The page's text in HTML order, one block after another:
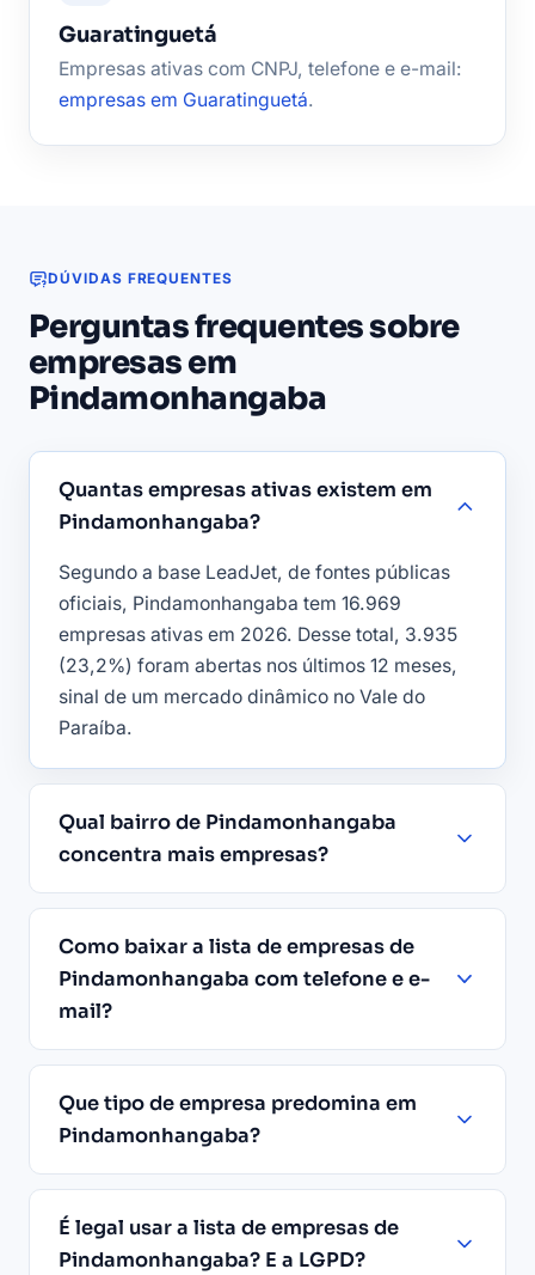
Guaratinguetá
Empresas ativas com CNPJ, telefone e e-mail:
empresas em Guaratinguetá.
DÚVIDAS FREQUENTES
Perguntas frequentes sobre
empresas em
Pindamonhangaba
Quantas empresas ativas existem em
Pindamonhangaba?
Segundo a base LeadJet, de fontes públicas
oficiais, Pindamonhangaba tem 16.969
empresas ativas em 2026. Desse total, 3.935
(23,2%) foram abertas nos últimos 12 meses,
sinal de um mercado dinâmico no Vale do
Paraíba.
Qual bairro de Pindamonhangaba
concentra mais empresas?
Como baixar a lista de empresas de
Pindamonhangaba com telefone e e-
mail?
Que tipo de empresa predomina em
Pindamonhangaba?
É legal usar a lista de empresas de
Pindamonhangaba? E a LGPD?